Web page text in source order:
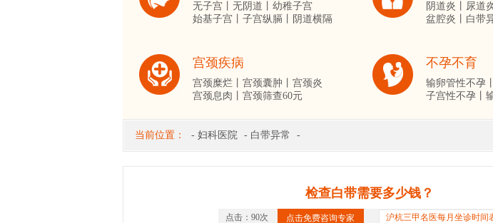
无子宫丨 无阴道丨 幼稚子宫
始基子宫丨 子宫纵膈丨 阴道横隔
阴道炎丨 尿道
盆腔炎丨 白带
宫颈疾病
宫颈糜烂丨 宫颈囊肿丨 宫颈炎
宫颈息肉丨 宫颈筛查60元
不孕不育
输卵管性不孕丨
子宫性不孕丨
当前位置： - 妇科医院 - 白带异常 -
检查白带需要多少钱？
点击：90次 点击免费咨询专家 沪杭三甲名医每月坐诊时间